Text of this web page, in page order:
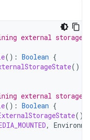
external storage
(): Boolean {
()
external
(): Boolean {
()
,